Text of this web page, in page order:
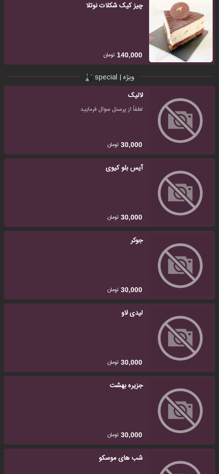
چیز کیک شکلات نوتلا
140,000 تومان
ویژه | special
لالیک
لطفاً از پرسنل سوال فرمایید
30,000 تومان
آیس بلو کیوی
30,000 تومان
جوکر
30,000 تومان
لیدی لاو
30,000 تومان
جزیره بهشت
30,000 تومان
شب های موسکو